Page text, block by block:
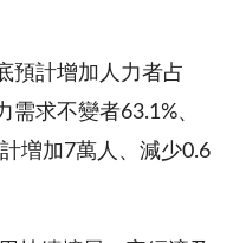
預計增加人力者占
需求不變者63.1%、
増加 7萬人、減少0.6